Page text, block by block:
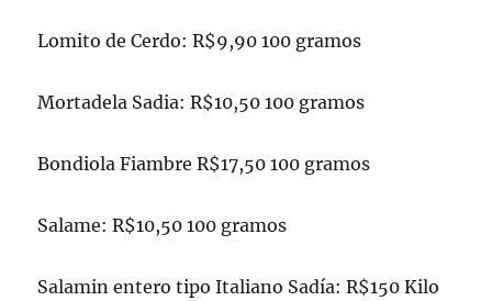
Lomito de Cerdo: R$9,90 100 gramos
Mortadela Sadia: R$10,50 100 gramos
Bondiola Fiambre R$17,50 100 gramos
Salame: R$10,50 100 gramos
Salamin entero tipo Italiano Sadía: R$150 Kilo